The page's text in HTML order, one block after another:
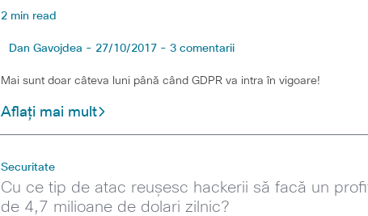
2 min read
Dan Gavojdea - 27/10/2017 - 3 comentarii
Mai sunt doar câteva luni până când GDPR va intra în vigoare!
Aflați mai mult
Securitate
Cu ce tip de atac reușesc hackerii să facă un
de 4,7 milioane de dolari zilnic?